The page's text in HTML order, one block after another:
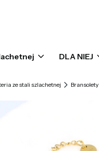
DLA NIEJ
ze stali szlachetnej Bransolety